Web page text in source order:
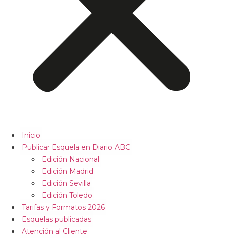
Inicio
Publicar Esquela en Diario ABC
Edición Nacional
Edición Madrid
Edición Sevilla
Edición Toledo
Tarifas y Formatos 2026
Esquelas publicadas
Atención al Cliente